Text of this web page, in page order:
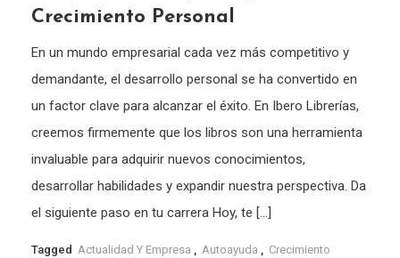
Crecimiento Personal
En un mundo empresarial cada vez más competitivo y
demandante, el desarrollo personal se ha convertido en
un factor clave para alcanzar el éxito. En Ibero Librerías,
creemos firmemente que los libros son una herramienta
invaluable para adquirir nuevos conocimientos,
desarrollar habilidades y expandir nuestra perspectiva. Da
el siguiente paso en tu carrera Hoy, te […]
Tagged Actualidad Y Empresa , Autoayuda , Crecimiento